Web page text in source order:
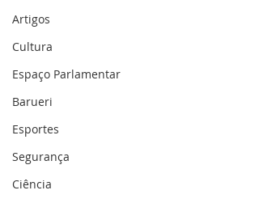
Artigos
Cultura
Espaço Parlamentar
Barueri
Esportes
Segurança
Ciência